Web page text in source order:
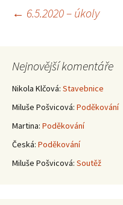
Navigace
pro
příspěvky
← 6.5.2020 – úkoly
Nejnovější komentáře
Nikola Klčová: Stavebnice
Miluše Pošvicová: Poděkování
Martina: Poděkování
Česká: Poděkování
Miluše Pošvicová: Soutěž